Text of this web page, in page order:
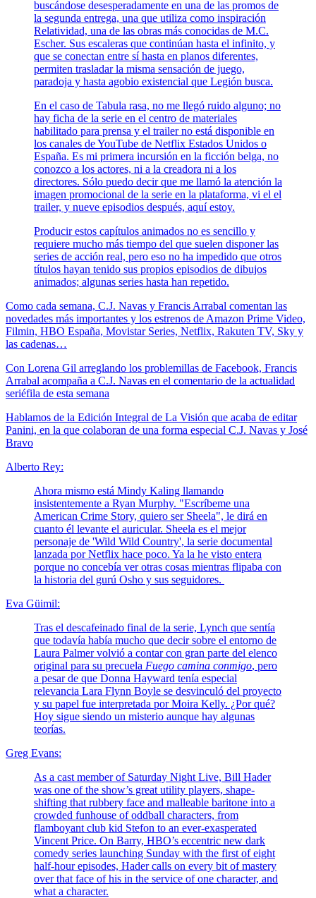
buscándose desesperadamente en una de las promos de
la segunda entrega, una que utiliza como inspiración
Relatividad, una de las obras más conocidas de M.C.
Escher. Sus escaleras que continúan hasta el infinito, y
que se conectan entre sí hasta en planos diferentes,
permiten trasladar la misma sensación de juego,
paradoja y hasta agobio existencial que Legión busca.
En el caso de Tabula rasa, no me llegó ruido alguno; no
hay ficha de la serie en el centro de materiales
habilitado para prensa y el trailer no está disponible en
los canales de YouTube de Netflix Estados Unidos o
España. Es mi primera incursión en la ficción belga, no
conozco a los actores, ni a la creadora ni a los
directores. Sólo puedo decir que me llamó la atención la
imagen promocional de la serie en la plataforma, vi el el
trailer, y nueve episodios después, aquí estoy.
Producir estos capítulos animados no es sencillo y
requiere mucho más tiempo del que suelen disponer las
series de acción real, pero eso no ha impedido que otros
títulos hayan tenido sus propios episodios de dibujos
animados; algunas series hasta han repetido.
Como cada semana, C.J. Navas y Francis Arrabal comentan las
novedades más importantes y los estrenos de Amazon Prime Video,
Filmin, HBO España, Movistar Series, Netflix, Rakuten TV, Sky y
las cadenas…
Con Lorena Gil arreglando los problemillas de Facebook, Francis
Arrabal acompaña a C.J. Navas en el comentario de la actualidad
seriéfila de esta semana
Hablamos de la Edición Integral de La Visión que acaba de editar
Panini, en la que colaboran de una forma especial C.J. Navas y José
Bravo
Alberto Rey:
Ahora mismo está Mindy Kaling llamando
insistentemente a Ryan Murphy. "Escríbeme una
American Crime Story, quiero ser Sheela", le dirá en
cuanto él levante el auricular. Sheela es el mejor
personaje de 'Wild Wild Country', la serie documental
lanzada por Netflix hace poco. Ya la he visto entera
porque no concebía ver otras cosas mientras flipaba con
la historia del gurú Osho y sus seguidores.
Eva Güimil:
Tras el descafeinado final de la serie, Lynch que sentía
que todavía había mucho que decir sobre el entorno de
Laura Palmer volvió a contar con gran parte del elenco
original para su precuela Fuego camina conmigo, pero
a pesar de que Donna Hayward tenía especial
relevancia Lara Flynn Boyle se desvinculó del proyecto
y su papel fue interpretada por Moira Kelly. ¿Por qué?
Hoy sigue siendo un misterio aunque hay algunas
teorías.
Greg Evans:
As a cast member of Saturday Night Live, Bill Hader
was one of the show’s great utility players, shape-
shifting that rubbery face and malleable baritone into a
crowded funhouse of oddball characters, from
flamboyant club kid Stefon to an ever-exasperated
Vincent Price. On Barry, HBO’s eccentric new dark
comedy series launching Sunday with the first of eight
half-hour episodes, Hader calls on every bit of mastery
over that face of his in the service of one character, and
what a character.